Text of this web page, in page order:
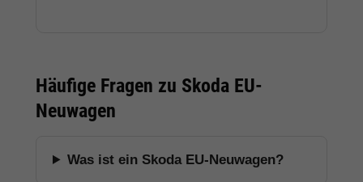
Häufige Fragen zu Skoda EU-
Neuwagen
Was ist ein Skoda EU-Neuwagen?